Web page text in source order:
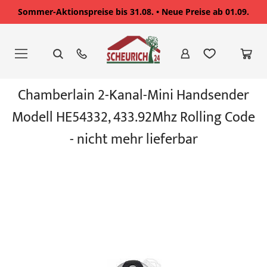
Sommer-Aktionspreise bis 31.08. • Neue Preise ab 01.09.
springen
Ende
Bildgalerie
Chamberlain 2-Kanal-Mini Handsender
Modell HE54332, 433.92Mhz Rolling Code
- nicht mehr lieferbar